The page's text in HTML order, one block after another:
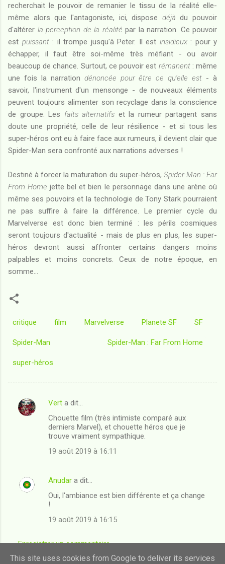
recherchait le pouvoir de remanier le tissu de la réalité elle-
même alors que l'antagoniste, ici, dispose déjà du pouvoir
d'altérer la perception de la réalité par la narration. Ce pouvoir
est puissant: il trompe jusqu'à Peter. Il est insidieux: pour y
échapper, il faut être soi-même très méfiant - ou avoir
beaucoup de chance. Surtout, ce pouvoir est rémanent: même
une fois la narration dénoncée pour être ce qu'elle est - à
savoir, l'instrument d'un mensonge - de nouveaux éléments
peuvent toujours alimenter son recyclage dans la conscience
de groupe. Les faits alternatifs et la rumeur partagent sans
doute une propriété, celle de leur résilience - et si tous les
super-héros ont eu à faire face aux rumeurs, il devient clair que
Spider-Man sera confronté aux narrations adverses !
Destiné à forcer la maturation du super-héros, Spider-Man : Far
From Home jette bel et bien le personnage dans une arène où
même ses pouvoirs et la technologie de Tony Stark pourraient
ne pas suffire à faire la différence. Le premier cycle du
Marvelverse est donc bien terminé : les périls cosmiques
seront toujours d'actualité - mais de plus en plus, les super-
héros devront aussi affronter certains dangers moins
palpables et moins concrets. Ceux de notre époque, en
somme...
critique film Marvelverse Planete SF SF
Spider-Man Spider-Man : Far From Home
super-héros
C
n
Vert a dit…
Chouette film (très intimiste comparé aux
derniers Marvel), et chouette héros que je
trouve vraiment sympathique.
19 août 2019 à 16:11
Anudar a dit…
Oui, l'ambiance est bien différente et ça change
!
19 août 2019 à 16:15
Enregistrer un commentaire
This site uses cookies from Google to deliver its services